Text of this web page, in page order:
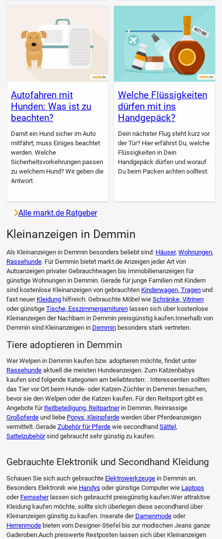
Autofahren mit
Hunden: Was ist zu
beachten?
Damit ein Hund sicher im Auto
mitfährt, muss Einiges beachtet
werden. Welche
Sicherheitsvorkehrungen passen
zu welchem Hund? Wir geben die
Antwort.
Welche Flüssigkeiten
dürfen mit ins
Handgepäck?
Dein nächster Flug steht kurz vor
der Tür? Hier erfährst Du, welche
Flüssigkeiten in Dein
Handgepäck dürfen und worauf
Du beim Packen achten solltest.
Alle markt.de Ratgeber
Kleinanzeigen in Demmin
Als Kleinanzeigen in Demmin besonders beliebt sind: Häuser, Wohnungen,
Rassehunde. Für Demmin bietet markt.de Anzeigen jeder Art von
Autoanzeigen privater Gebrauchtwagen bis Immobilienanzeigen für
günstige Wohnungen in Demmin. Gerade für junge Familien mit Kindern
sind kostenlose Kleinanzeigen von gebrauchten Kinderwagen, Tragenund
fast neuer Kleidunghilfreich. Gebrauchte Möbel wie Schränke, Vitrinen
oder günstige Tische, Esszimmergarniturenlassen sich über kostenlose
Kleinanzeigen der Nachbarn in Demmin preisgünstig kaufen.Innerhalb von
Demmin sind Kleinanzeigen in Demminbesonders stark vertreten.
Tiere adoptieren in Demmin
Wer Welpen in Demmin kaufen bzw. adoptieren möchte, findet unter
Rassehundeaktuell die meisten Hundeanzeigen. Zum Katzenbabys
kaufen sind folgende Kategorien am beliebtesten: . Interessenten sollten
das Tier vor Ort beim Hunde- oder Katzen-Züchter in Demmin besuchen,
bevor sie den Welpen oder die Katzen kaufen. Für den Reitsport gibt es
Angebote für Reitbeteiligung, Reitpartnerin Demmin. Reinrassige
Großpferdeund liebe Ponys, Kleinpferdewerden über Pferdeanzeigen
vermittelt. Gerade Zubehör für Pferdewie secondhand Sättel,
Sattelzubehörsind gebraucht sehr günstig zu kaufen.
Gebrauchte Elektronik und Secondhand Kleidung
Schauen Sie sich auch gebrauchte Elektrowerkzeugein Demmin an.
Besonders Elektronik wie Handys oder günstige Computer wie Laptops
oder Fernseherlassen sich gebraucht preisgünstig kaufen.Wer attraktive
Kleidung kaufen möchte, sollte sich überlegen diese secondhand über
Kleinanzeigen günstig zu kaufen. Inserate der Damenmodeoder
Herrenmodebieten vom Designer-Stiefel bis zur modischen Jeans ganze
Gaderoben.Auch preiswerte Restposten lassen sich über Kleinanzeigen